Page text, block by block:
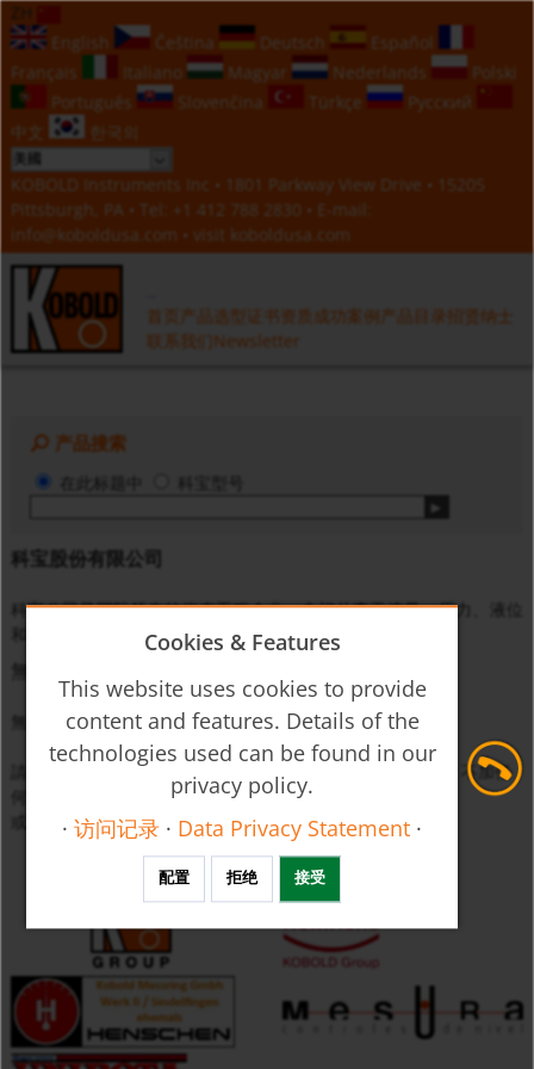
English
Čeština Deutsch
Español
Français
Italiano Magyar Nederlands
Polski
Português
Slovenčina Türkçe
Русский
中文
한국의
KOBOLD Instruments Inc • 1801 Parkway View Drive • 15205
Pittsburgh, PA • Tel:
+1 412 788 2830 • E-mail:
info@koboldusa.com • visit koboldusa.com
首页 产品选型 证书资质 成功案例 产品目录 招贤纳士
联系我们 Newsletter
产品搜索
在此标题中 科宝型号
科宝股份有限公司
科宝公司是国际领先的仪表工程企业，专门从事于流量、压力、液位
和温度等物理量的监控、测量与调节。
無匹配
無法找到符合設定篩選條件的產品。
請放鬆您的搜尋條件（例如，只輸入最多三位數的產品代碼，不加任
或直接與我們聯絡。
Cookies & Features
This website uses cookies to provide
content and features. Details of the
technologies used can be found in our
privacy policy.
·访问记录 · Data Privacy Statement ·
配置 拒绝 接受